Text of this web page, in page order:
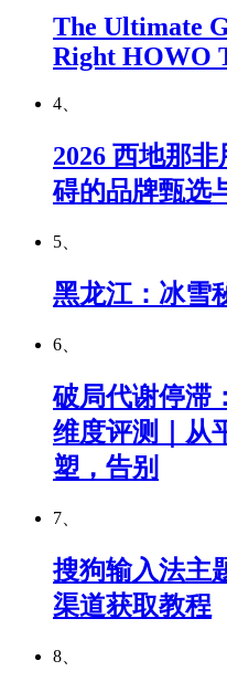
The Ultimate
Right HOWO
4、
2026 西地那
碍的品牌甄选
5、
黑龙江：冰雪
6、
破局代谢停滞
维度评测｜从
塑，告别
7、
搜狗输入法主
渠道获取教程
8、